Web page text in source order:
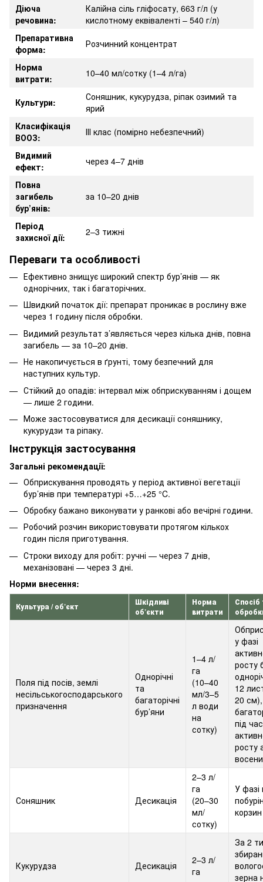
Діюча
речовина:
Калійна сіль гліфосату, 663 г/л (у
кислотному еквіваленті – 540 г/л)
Препаративна
форма:
Розчинний концентрат
Норма
витрати:
10–40 мл/сотку (1–4 л/га)
Культури:
Соняшник, кукурудза, ріпак озимий та
ярий
Класифікація
ВООЗ:
ІІІ клас (помірно небезпечний)
Видимий
ефект:
через 4–7 днів
Повна
загибель
бур’янів:
за 10–20 днів
Період
захисної дії:
2–3 тижні
Переваги та особливості
Ефективно знищує широкий спектр бур’янів — як
однорічних, так і багаторічних.
Швидкий початок дії: препарат проникає в рослину вже
через 1 годину після обробки.
Видимий результат з’являється через кілька днів, повна
загибель — за 10–20 днів.
Не накопичується в ґрунті, тому безпечний для
наступних культур.
Стійкий до опадів: інтервал між обприскуванням і дощем
— лише 2 години.
Може застосовуватися для десикації соняшнику,
кукурудзи та ріпаку.
Інструкція застосування
Загальні рекомендації:
Обприскування проводять у період активної вегетації
бур’янів при температурі +5…+25 °C.
Обробку бажано виконувати у ранкові або вечірні години.
Робочий розчин використовувати протягом кількох
годин після приготування.
Строки виходу для робіт: ручні — через 7 днів,
механізовані — через 3 дні.
Норми внесення:
Культура / об’єкт
Шкідливі
об’єкти
Норма
витрати
Спосіб
Поля під посів, землі
несільськогосподарського
призначення
Однорічні
та
багаторічні
бур’яни
1–4 л/
га
(10–40
мл/3–5
л води
на
сотку)
у фазі
росту
12
20 см),
під час
росту
восени
Соняшник Десикація
2–3 л/
га
(20–30
мл/
сотку)
У фазі
корзин
Кукурудза Десикація
2–3 л/
га
За 2
зерна